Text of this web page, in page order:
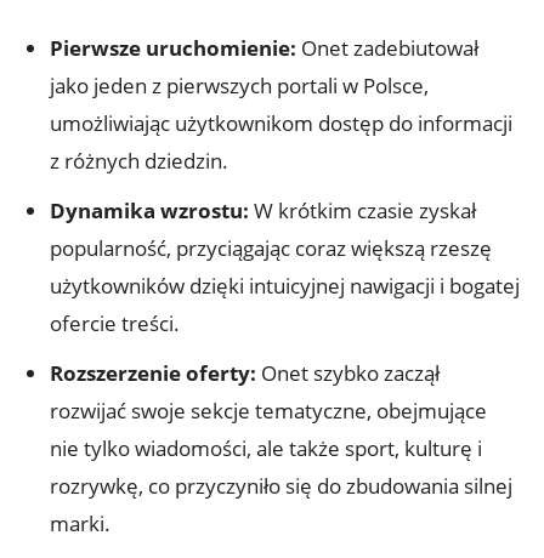
Pierwsze uruchomienie: Onet zadebiutował
jako jeden z pierwszych portali w Polsce,
umożliwiając użytkownikom dostęp do informacji
z różnych dziedzin.
Dynamika wzrostu: W krótkim czasie zyskał
popularność, przyciągając coraz większą rzeszę
użytkowników dzięki intuicyjnej nawigacji i bogatej
ofercie treści.
Rozszerzenie oferty: Onet szybko zaczął
rozwijać swoje sekcje tematyczne, obejmujące
nie tylko wiadomości, ale także sport, kulturę i
rozrywkę, co przyczyniło się do zbudowania silnej
marki.